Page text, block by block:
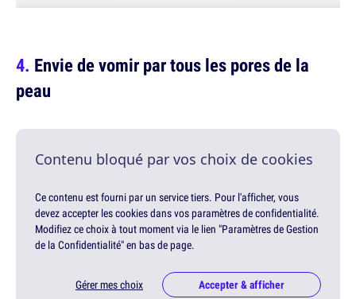
Envie de vomir par tous les pores de la
peau
Contenu bloqué par vos choix de cookies
Ce contenu est fourni par un service tiers. Pour l'afficher, vous
devez accepter les cookies dans vos paramètres de confidentialité.
Modifiez ce choix à tout moment via le lien "Paramètres de Gestion
de la Confidentialité" en bas de page.
Gérer mes choix Accepter & afficher